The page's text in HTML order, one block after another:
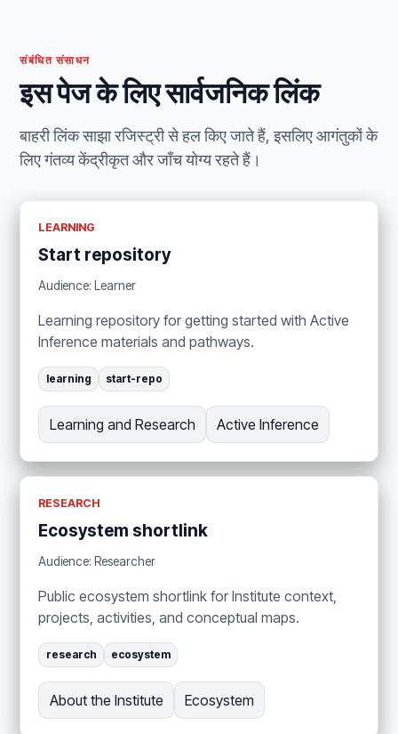
संबंधित संसाधन
इस पेज के लिए सार्वजनिक लिंक
बाहरी लिंक साझा रजिस्ट्री से हल किए जाते हैं, इसलिए आगंतुकों के
लिए गंतव्य केंद्रीकृत और जाँच योग्य रहते हैं।
LEARNING
Start repository
Audience: Learner
Learning repository for getting started with Active
Inference materials and pathways.
learning start-repo
Learning and Research Active Inference
RESEARCH
Ecosystem shortlink
Audience: Researcher
Public ecosystem shortlink for Institute context,
projects, activities, and conceptual maps.
research ecosystem
About the Institute Ecosystem